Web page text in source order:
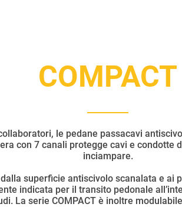
COMPACT
le pedane passacavi
con 7 canali protegge cavi e
inciampare.
superficie antiscivolo scanalata e ai
indicata per il transito pedonale
La serie COMPACT è inoltre